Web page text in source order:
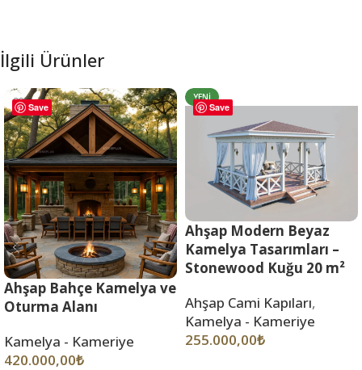
İlgili Ürünler
Save
Ahşap Bahçe Kamelya ve
Oturma Alanı
Kamelya - Kameriye
420.000,00₺
Save
YENI
Ahşap Modern Beyaz
Kamelya Tasarımları –
Stonewood Kuğu 20 m²
Ahşap Cami Kapıları,
Kamelya - Kameriye
255.000,00₺